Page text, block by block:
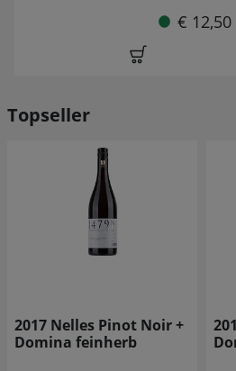
€
Topseller
2017 Nelles Pinot Noir +
Domina feinherb